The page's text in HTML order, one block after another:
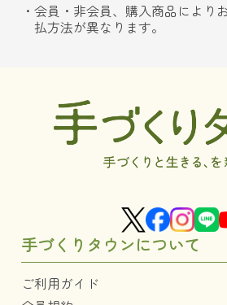
会員・非会員、購入商品により
払方法が異なります。
手づくりタウンについて
ご利用ガイド